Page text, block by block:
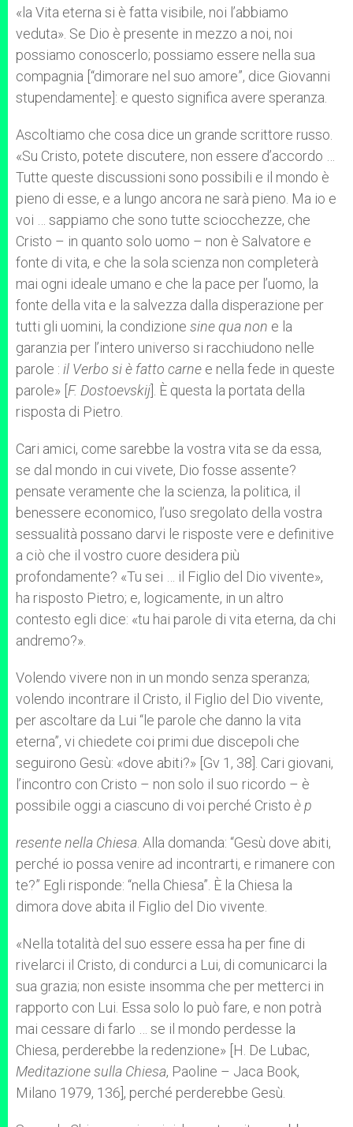
«la Vita eterna si è fatta visibile, noi l’abbiamo
veduta». Se Dio è presente in mezzo a noi, noi
possiamo conoscerlo; possiamo essere nella sua
compagnia [“dimorare nel suo amore”, dice Giovanni
stupendamente]: e questo significa avere speranza.
Ascoltiamo che cosa dice un grande scrittore russo.
«Su Cristo, potete discutere, non essere d’accordo …
Tutte queste discussioni sono possibili e il mondo è
pieno di esse, e a lungo ancora ne sarà pieno. Ma io e
voi … sappiamo che sono tutte sciocchezze, che
Cristo – in quanto solo uomo – non è Salvatore e
fonte di vita, e che la sola scienza non completerà
mai ogni ideale umano e che la pace per l’uomo, la
fonte della vita e la salvezza dalla disperazione per
tutti gli uomini, la condizione sine qua non e la
garanzia per l’intero universo si racchiudono nelle
parole : il Verbo si è fatto carne e nella fede in queste
parole» [ F. Dostoevskij ]. È questa la portata della
risposta di Pietro.
Cari amici, come sarebbe la vostra vita se da essa,
se dal mondo in cui vivete, Dio fosse assente?
pensate veramente che la scienza, la politica, il
benessere economico, l’uso sregolato della vostra
sessualità possano darvi le risposte vere e definitive
a ciò che il vostro cuore desidera più
profondamente? «Tu sei … il Figlio del Dio vivente»,
ha risposto Pietro; e, logicamente, in un altro
contesto egli dice: «tu hai parole di vita eterna, da chi
andremo?».
Volendo vivere non in un mondo senza speranza;
volendo incontrare il Cristo, il Figlio del Dio vivente,
per ascoltare da Lui “le parole che danno la vita
eterna”, vi chiedete coi primi due discepoli che
seguirono Gesù: «dove abiti?» [Gv 1, 38]. Cari giovani,
l’incontro con Cristo – non solo il suo ricordo – è
possibile oggi a ciascuno di voi perché Cristo è p
resente nella Chiesa . Alla domanda: “Gesù dove abiti,
perché io possa venire ad incontrarti, e rimanere con
te?” Egli risponde: “nella Chiesa”. È la Chiesa la
dimora dove abita il Figlio del Dio vivente.
«Nella totalità del suo essere essa ha per fine di
rivelarci il Cristo, di condurci a Lui, di comunicarci la
sua grazia; non esiste insomma che per metterci in
rapporto con Lui. Essa solo lo può fare, e non potrà
mai cessare di farlo … se il mondo perdesse la
Chiesa, perderebbe la redenzione» [H. De Lubac,
Meditazione sulla Chiesa, Paoline – Jaca Book,
Milano 1979, 136], perché perderebbe Gesù.